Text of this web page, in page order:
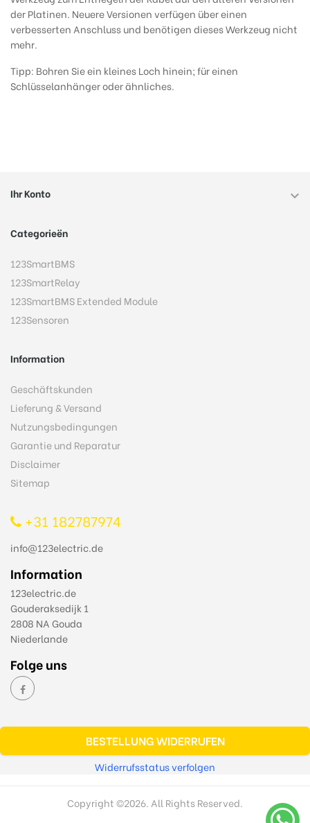
der Platinen. Neuere Versionen verfügen über einen
verbesserten Anschluss und benötigen dieses Werkzeug nicht
mehr.
Tipp: Bohren Sie ein kleines Loch hinein; für einen
Schlüsselanhänger oder ähnliches.
Ihr Konto 
Categorieën
123SmartBMS
123SmartRelay
123SmartBMS Extended Module
123Sensoren
Information
Geschäftskunden
Lieferung & Versand
Nutzungsbedingungen
Garantie und Reparatur
Disclaimer
Sitemap
+31 182787974
info@123electric.de
Information
123electric.de
Gouderaksedijk 1
2808 NA Gouda
Niederlande
Folge uns
BESTELLUNG WIDERRUFEN
Widerrufsstatus verfolgen
Copyright ©2026. All Rights Reserved.